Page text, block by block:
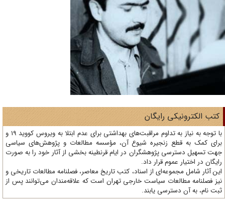
رایگان
با توجه به نیاز به تداوم مراقبت‌های بهداشتی برای عدم ابتلا به ویروس کووید 19 و
زنجیره شیوع آن، مؤسسه مطالعات و پژوهش‌های سیاسی
پژوهشگران در ایام قرنطینه بخشی از آثار خود را به صورت
قرار داد.
از اسناد، کتب تاریخ معاصر، فصلنامه‌ مطالعات تاریخی و
سیاست خارجی تهران است که علاقه‌مندان می‌توانند پس از
یابند.